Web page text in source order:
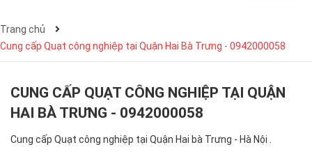
Trang chủ
Cung cấp Quạt công nghiệp tại Quận Hai Bà Trưng - 0942000058
CUNG CẤP QUẠT CÔNG NGHIỆP TẠI QUẬN
HAI BÀ TRƯNG - 0942000058
Cung cấp Quạt công nghiệp tại Quận Hai bà Trưng - Hà Nội .